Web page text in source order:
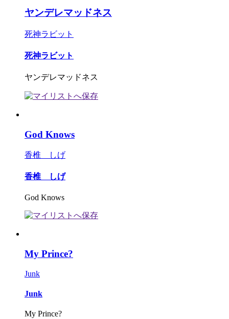
ヤンデレマッドネス
死神ラビット
死神ラビット
ヤンデレマッドネス
God Knows
香椎 しげ
香椎 しげ
God Knows
My Prince?
Junk
Junk
My Prince?